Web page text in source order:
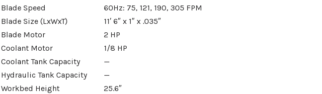
Blade Speed
60Hz: 75, 121, 190, 305 FPM
Blade Size (LxWxT)
11′ 6″ x 1″ x .035″
Blade Motor
2 HP
Coolant Motor
1/8 HP
Coolant Tank Capacity
—
Hydraulic Tank Capacity
—
Workbed Height
25.6″